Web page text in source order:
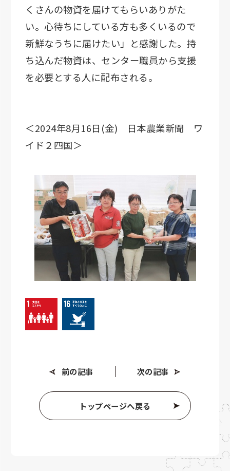
くさんの物資を届けてもらいありがた
い。心待ちにしている方も多くいるので
新鮮なうちに届けたい」と感謝した。持
ち込んだ物資は、センター職員から支援
を必要とする人に配布される。
＜2024年8月16日(金) 日本農業新聞 ワ
イド２四国＞
前の記事 次の記事
トップページへ戻る